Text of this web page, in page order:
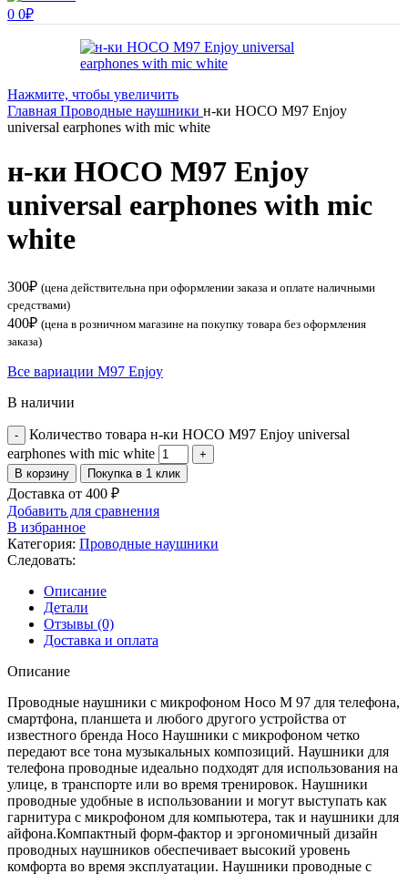
0 0₽
Нажмите, чтобы увеличить
Главная Проводные наушники н-ки HOCO M97 Enjoy
universal earphones with mic white
н-ки HOCO M97 Enjoy
universal earphones with mic
white
300₽ (цена действительна при оформлении заказа и оплате наличными
средствами)
400₽ (цена в розничном магазине на покупку товара без оформления
заказа)
Все вариации M97 Enjoy
В наличии
Количество товара н-ки HOCO M97 Enjoy universal
earphones with mic white
В корзину Покупка в 1 клик
Доставка от 400 ₽
Добавить для сравнения
В избранное
Категория: Проводные наушники
Следовать:
Описание
Детали
Отзывы (0)
Доставка и оплата
Описание
Проводные наушники с микрофоном Hoco M 97 для телефона,
смартфона, планшета и любого другого устройства от
известного бренда Hoco Наушники с микрофоном четко
передают все тона музыкальных композиций. Наушники для
телефона проводные идеально подходят для использования на
улице, в транспорте или во время тренировок. Наушники
проводные удобные в использовании и могут выступать как
гарнитура с микрофоном для компьютера, так и наушники для
айфона.Компактный форм-фактор и эргономичный дизайн
проводных наушников обеспечивает высокий уровень
комфорта во время эксплуатации. Наушники проводные с